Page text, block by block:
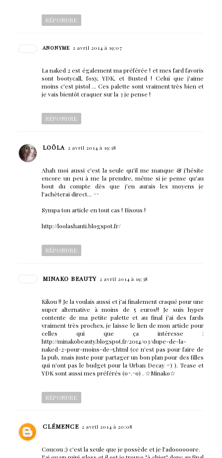
RÉPONDRE
ANONYME 2 avril 2014 à 19:07
La naked 2 est également ma préférée ! et mes fard favoris
sont bootycall, foxy, YDK, et Busted ! Celui que j'aime
moins c'est pistol ... Ces palette sont vraiment très bien et
je vais bientôt craquer sur la 3 je pense !
RÉPONDRE
LOÖLA 2 avril 2014 à 19:18
Ahah moi aussi c'est la seule qu'il me manque & j'hésite
encore un peu à me la prendre, même si je pense qu'au
bout du compte dès que j'en aurais les moyens je
l'achèterai direct... ^^
Sympa ton article en tout cas ! Bisous !
http://loolashanti.blogspot.fr/
RÉPONDRE
MINAKO BEAUTY 2 avril 2014 à 19:38
Kikou !! Je la voulais aussi et j'ai finalement craqué pour une
super alternative à moins de 5 euros!! Je suis hyper
contente de ma petite palette et au final j'ai des fards
vraiment très proches, je laisse le lien de mon article pour
celles qui que ça intéresse :
http://minakobeauty.blogspot.fr/2014/03/dupe-de-la-
naked-2-pour-moins-de-5.html (ce n'est pas pour faire de
la pub, mais juste pour partager un bon plan pour des filles
qui n'ont pas le budget pour la Urban Decay =) ). Tease et
YDK sont aussi mes préférés (o^.^o) . ☆Minako☆
RÉPONDRE
CLÉMENCE 2 avril 2014 à 20:08
Coucou ;) c'est la seule que je possède et je l'adoooooore.